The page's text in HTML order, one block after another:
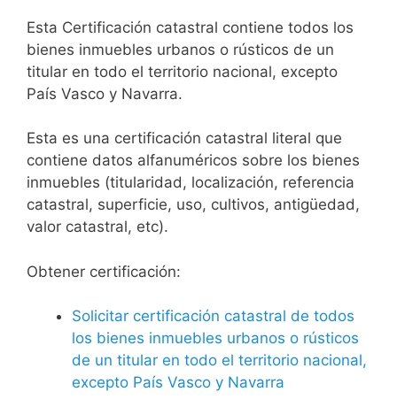
Esta Certificación catastral contiene todos los
bienes inmuebles urbanos o rústicos de un
titular en todo el territorio nacional, excepto
País Vasco y Navarra.
Esta es una certificación catastral literal que
contiene datos alfanuméricos sobre los bienes
inmuebles (titularidad, localización, referencia
catastral, superficie, uso, cultivos, antigüedad,
valor catastral, etc).
Obtener certificación:
Solicitar certificación catastral de todos
los bienes inmuebles urbanos o rústicos
de un titular en todo el territorio nacional,
excepto País Vasco y Navarra